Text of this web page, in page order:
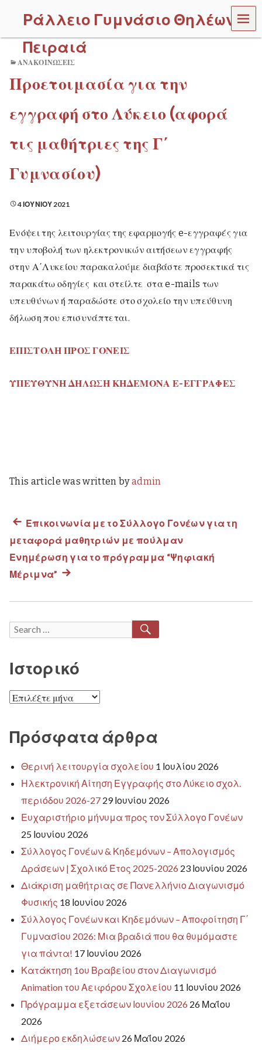
Ράλλειο Γυμνάσιο Θηλέων
Πειραιά
MEN
U
ΑΝΑΚΟΙΝΏΣΕΙΣ
Προετοιμασία για την
εγγραφή στο Λύκειο (αφορά
τις μαθήτριες της Γ΄
Γυμνασίου)
4 ΙΟΥΝΊΟΥ 2021
Ενόψει της λειτουργίας της εφαρμογής e-εγγραφές για
την υποβολή των ηλεκτρονικών αιτήσεων εγγραφής
στην Α΄Λυκείου παρακαλούμε διαβάστε προσεκτικά τις
παρακάτω οδηγίες και στείλτε στα e-mails των
υπευθύνων ή παραδώστε στο σχολείο την υπεύθυνη
δήλωση που επισυνάπτεται.
ΕΠΙΣΤΟΛΗ ΠΡΟΣ ΓΟΝΕΙΣ
ΥΠΕΥΘΥΝΗ ΔΗΛΩΣΗ ΚΗΔΕΜΟΝΑ Ε-ΕΓΓΡΑΦΕΣ
This article was written byadmin
Πλοήγηση
άρθρων
Previous
post:
Επικοινωνία με το Σύλλογο Γονέων για τη
μεταφορά μαθητριών με πούλμαν
Ενημέρωση για το πρόγραμμα “Ψηφιακή
Μέριμνα” Next
Search
Ιστορικό
Ιστορικό
Πρόσφατα άρθρα
Θερινή λειτουργία σχολείου 1 Ιουλίου 2026
Ηλεκτρονική Αίτηση Εγγραφής στο Λύκειο σχολ.
περιόδου 2026-27 29 Ιουνίου 2026
Ευχαριστήριο μήνυμα προς τον Σύλλογο Γονέων
25 Ιουνίου 2026
Σύλλογος Γονέων & Κηδεμόνων – Απολογισμός
Δράσεων | Σχολικό Έτος 2025-2026 23 Ιουνίου 2026
Διάκριση μαθήτριας σε Πανελλήνιο Διαγωνισμό
Φυσικής 18 Ιουνίου 2026
Σύλλογος Γονέων και Κηδεμόνων – Αποφοίτηση Γ΄
Γυμνασίου 2026: Μια βραδιά που θα θυμόμαστε
για πάντα! 17 Ιουνίου 2026
Κατάκτηση 1ου Βραβείου στον Διαγωνισμό
Animation του Αειφόρου Σχολείου 11 Ιουνίου 2026
Πρόγραμμα εξετάσεων Ιουνίου 2026 26 Μαΐου
2026
Διήμερο εκδηλώσεων 26 Μαΐου 2026